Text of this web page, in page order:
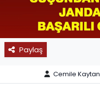
Paylaş
Cemile Kaytan